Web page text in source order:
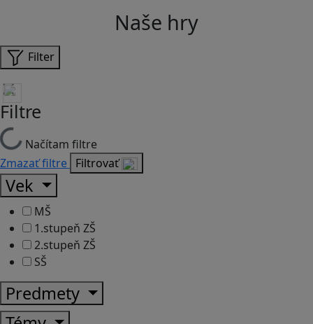
Naše hry
Filter
Filtre
Načítam filtre
Zmazať filtre Filtrovať
Vek
MŠ
1.stupeň ZŠ
2.stupeň ZŠ
SŠ
Predmety